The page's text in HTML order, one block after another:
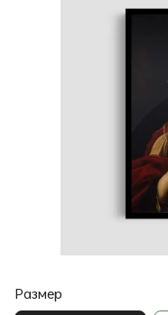
Размер